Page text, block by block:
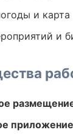
и карта
и